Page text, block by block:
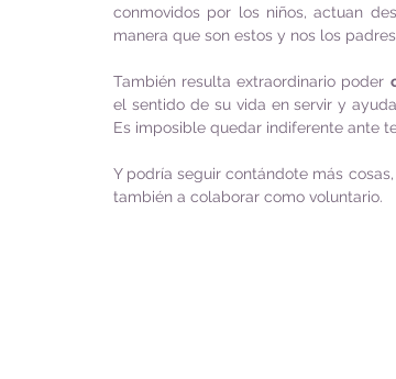
conmovidos por los niños, actuan
manera que son estos y nos los
También resulta extraordinario poder
el sentido de su vida en servir y
Es imposible quedar indiferente ante
Y podría seguir contándote más
también a colaborar como voluntario.